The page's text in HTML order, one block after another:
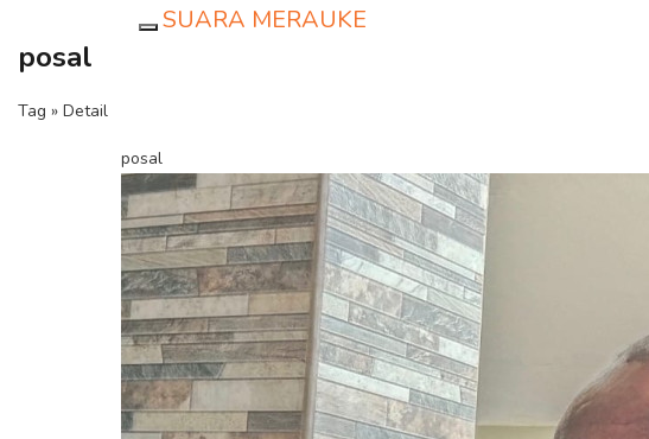
SUARA MERAUKE
posal
Tag » Detail
posal